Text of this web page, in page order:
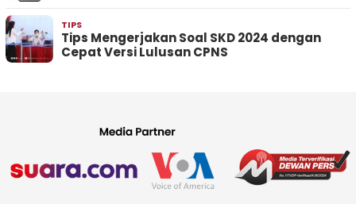
TIPS
Tips Mengerjakan Soal SKD 2024 dengan
Cepat Versi Lulusan CPNS